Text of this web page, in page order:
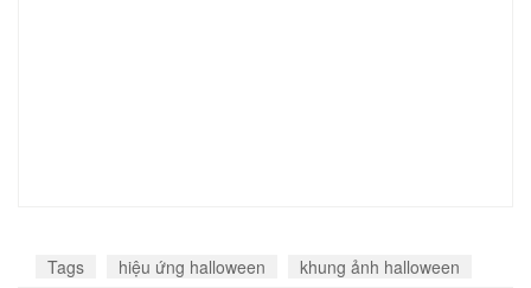
Tags hiệu ứng halloween khung ảnh halloween